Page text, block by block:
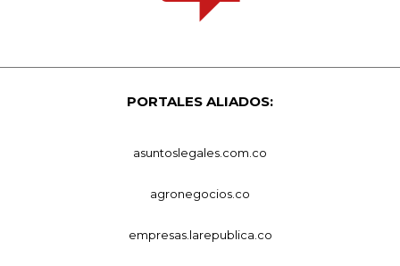
PORTALES ALIADOS:
asuntoslegales.com.co
agronegocios.co
empresas.larepublica.co